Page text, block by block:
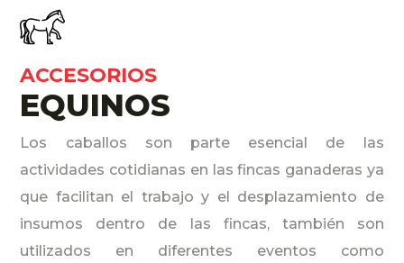
ACCESORIOS
EQUINOS
Los caballos son parte esencial de las
actividades cotidianas en las fincas ganaderas ya
que facilitan el trabajo y el desplazamiento de
insumos dentro de las fincas, también son
utilizados en diferentes eventos como